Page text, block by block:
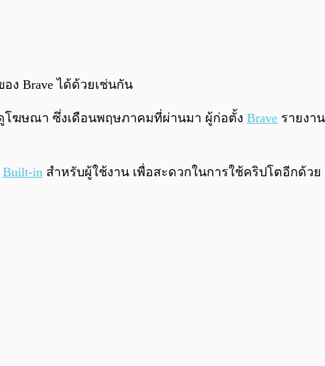
ง Brave ได้ด้วยเช่นกัน
โฆษณา ซึ่งเดือนพฤษภาคมที่ผ่านมา ผู้ก่อตั้ง Brave รายงา
Built-in สำหรับผู้ใช้งาน เพื่อสะดวกในการใช้คริปโตอีกด้วย